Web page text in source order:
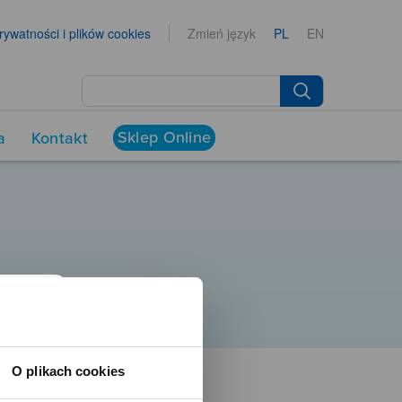
O plikach cookies
i plików cookies Zmień język PL EN
Kontakt Sklep Online